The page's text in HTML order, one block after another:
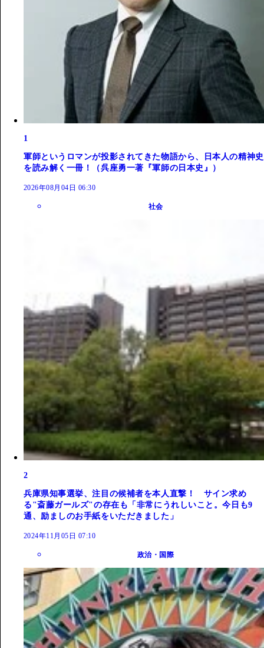
1
軍師というロマンが投影されてきた物語から、日本人の精神史
を読み解く一冊！（呉座勇一著『軍師の日本史』）
2026年08月04日 06:30
社会
2
兵庫県知事選挙、注目の候補者を本人直撃！ サイン求め
る"斎藤ガールズ"の存在も「非常にうれしいこと。今日も9
通、励ましのお手紙をいただきました」
2024年11月05日 07:10
政治・国際